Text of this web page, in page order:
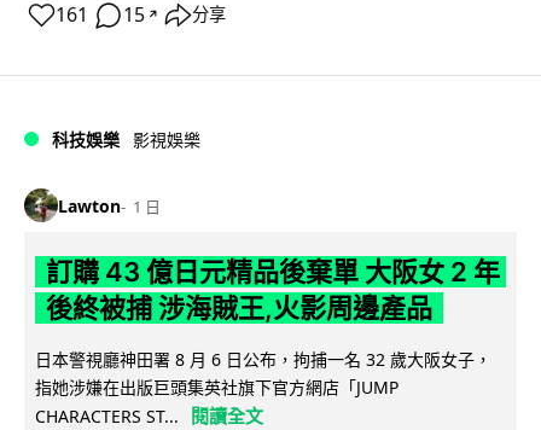
161 15 ↗ 分享
科技娛樂 影視娛樂
Lawton 1 日
訂購 43 億日元精品後棄單 大阪女 2 年
後終被捕 涉海賊王,火影周邊產品
日本警視廳神田署 8 月 6 日公布，拘捕一名 32 歲大阪女子，
指她涉嫌在出版巨頭集英社旗下官方網店「JUMP
CHARACTERS ST...
閱讀全文